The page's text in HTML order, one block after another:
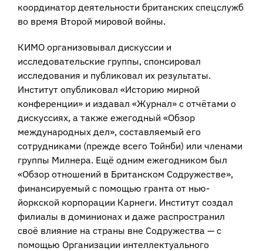
координатор деятельности британских спецслужб
во время Второй мировой войны.
КИМО организовывал дискуссии и
исследовательские группы, спонсировал
исследования и публиковал их результаты.
Институт опубликовал «Историю мирной
конференции» и издавал «Журнал» с отчётами о
дискуссиях, а также ежегодный «Обзор
международных дел», составляемый его
сотрудниками (прежде всего Тойнби) или членами
группы Милнера. Ещё одним ежегодником был
«Обзор отношений в Британском Содружестве»,
финансируемый с помощью гранта от нью-
йоркской корпорации Карнеги. Институт создал
филиалы в доминионах и даже распространил
своё влияние на страны вне Содружества — с
помощью Организации интеллектуального